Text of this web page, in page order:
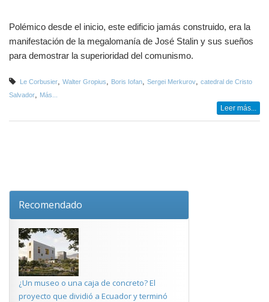
Polémico desde el inicio, este edificio jamás construido, era la
manifestación de la megalomanía de José Stalin y sus sueños
para demostrar la superioridad del comunismo.
Le Corbusier Walter Gropius Boris Iofan Sergei Merkurov
catedral de Cristo
Salvador
Más...
Leer más...
Recomendado
¿Un museo o una caja de concreto? El
proyecto que dividió a Ecuador y terminó